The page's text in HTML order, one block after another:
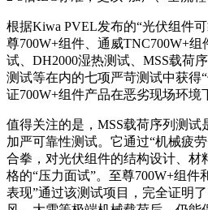
根据Kiwa PVEL发布的“光伏组件
尊700W+组件、通威TNC700W+组
试、DH2000湿热测试、MSS载荷
测试等在内的七项严苛测试中获得
证700W+组件产品在恶劣现场环境
值得关注的是，MSS载荷序列测试
加严可靠性测试。它通过“机械疲
合拳，对光伏组件的结构设计、材
格的“压力面试”。至尊700W+组件
表现”通过该测试项目，完全证明